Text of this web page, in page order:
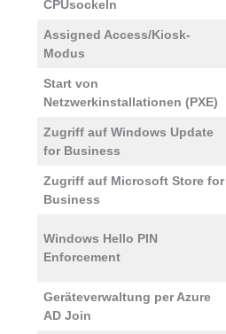
CPUsockeln
Assigned Access/Kiosk-
Modus
Start von
Netzwerkinstallationen (PXE)
Zugriff auf Windows Update
for Business
Zugriff auf Microsoft Store for
Business
Windows Hello PIN
Enforcement
Geräteverwaltung per Azure
AD Join